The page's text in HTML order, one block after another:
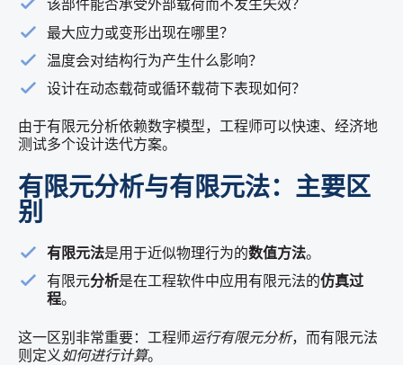
该部件能否承受外部载荷而不发生失效？
最大应力或变形出现在哪里？
温度会对结构行为产生什么影响？
设计在动态载荷或循环载荷下表现如何？
由于有限元分析依赖数字模型，工程师可以快速、经济地
测试多个设计迭代方案。
有限元分析与有限元法：主要区
别
有限元法是用于近似物理行为的数值方法。
有限元分析是在工程软件中应用有限元法的仿真过
程。
这一区别非常重要：工程师运行有限元分析，而有限元法
则定义 如何进行计算。